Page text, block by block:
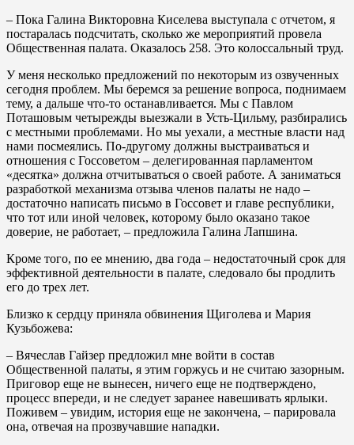
– Пока Галина Викторовна Киселева выступала с отчетом, я
постаралась подсчитать, сколько же мероприятий провела
Общественная палата. Оказалось 258. Это колоссальный труд.
У меня несколько предложений по некоторым из озвученных
сегодня проблем. Мы беремся за решение вопроса, поднимаем
тему, а дальше что-то останавливается. Мы с Павлом
Поташовым четырежды выезжали в Усть-Цильму, разбирались
с местными проблемами. Но мы уехали, а местные власти над
нами посмеялись. По-другому должны выстраиваться и
отношения с Госсоветом – делегированная парламентом
«десятка» должна отчитываться о своей работе. А заниматься
разработкой механизма отзыва членов палаты не надо –
достаточно написать письмо в Госсовет и главе республики,
что тот или иной человек, которому было оказано такое
доверие, не работает, – предложила Галина Лапшина.
Кроме того, по ее мнению, два года – недостаточный срок для
эффективной деятельности в палате, следовало бы продлить
его до трех лет.
Близко к сердцу приняла обвинения Щиголева и Мария
Кузьбожева:
– Вячеслав Гайзер предложил мне войти в состав
Общественной палаты, я этим горжусь и не считаю зазорным.
Приговор еще не вынесен, ничего еще не подтверждено,
процесс впереди, и не следует заранее навешивать ярлыки.
Поживем – увидим, история еще не закончена, – парировала
она, отвечая на прозвучавшие нападки.